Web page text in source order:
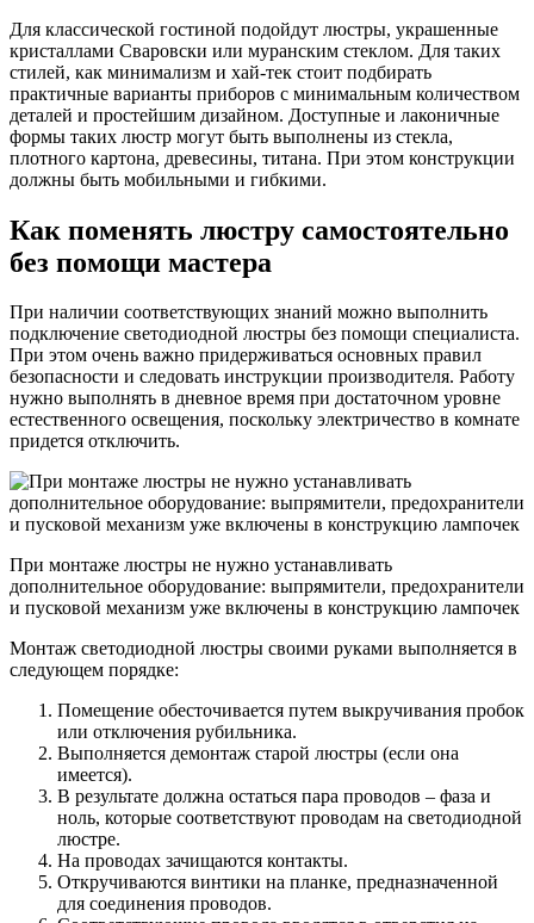
Для классической гостиной подойдут люстры, украшенные
кристаллами Сваровски или муранским стеклом. Для таких
стилей, как минимализм и хай-тек стоит подбирать
практичные варианты приборов с минимальным количеством
деталей и простейшим дизайном. Доступные и лаконичные
формы таких люстр могут быть выполнены из стекла,
плотного картона, древесины, титана. При этом конструкции
должны быть мобильными и гибкими.
Как поменять люстру самостоятельно
без помощи мастера
При наличии соответствующих знаний можно выполнить
подключение светодиодной люстры без помощи специалиста.
При этом очень важно придерживаться основных правил
безопасности и следовать инструкции производителя. Работу
нужно выполнять в дневное время при достаточном уровне
естественного освещения, поскольку электричество в комнате
придется отключить.
При монтаже люстры не нужно устанавливать
дополнительное оборудование: выпрямители, предохранители
и пусковой механизм уже включены в конструкцию лампочек
Монтаж светодиодной люстры своими руками выполняется в
следующем порядке:
Помещение обесточивается путем выкручивания пробок
или отключения рубильника.
Выполняется демонтаж старой люстры (если она
имеется).
В результате должна остаться пара проводов – фаза и
ноль, которые соответствуют проводам на светодиодной
люстре.
На проводах зачищаются контакты.
Откручиваются винтики на планке, предназначенной
для соединения проводов.